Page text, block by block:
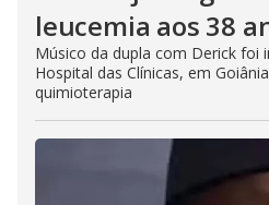
leucemia aos 38
Músico da dupla com Derick foi
Hospital das Clínicas, em
quimioterapia